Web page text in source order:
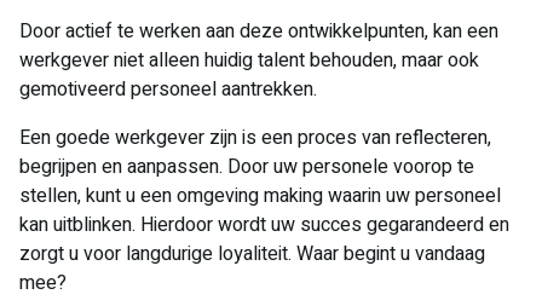
Door actief te werken aan deze ontwikkelpunten, kan een
werkgever niet alleen huidig talent behouden, maar ook
gemotiveerd personeel aantrekken.
Een goede werkgever zijn is een proces van reflecteren,
begrijpen en aanpassen. Door uw personele voorop te
stellen, kunt u een omgeving making waarin uw personeel
kan uitblinken. Hierdoor wordt uw succes gegarandeerd en
zorgt u voor langdurige loyaliteit. Waar begint u vandaag
mee?